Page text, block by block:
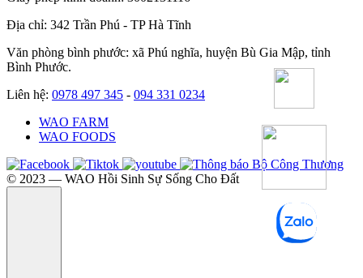
Địa chỉ: 342 Trần Phú - TP Hà Tĩnh
Văn phòng bình phước: xã Phú nghĩa, huyện Bù Gia Mập, tỉnh
Bình Phước.
Liên hệ: 0978 497 345 - 094 331 0234
WAO FARM
WAO FOODS
©️ 2023 — WAO Hồi Sinh Sự Sống Cho Đất